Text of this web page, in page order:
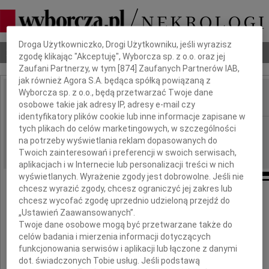
Nekrologi Odeszli Poradnik pogrzebowy
IMIĘ I NAZWISKO:
REGION: Poznań
DATA EMISJI: 04.04.2012
Panu
Marcinowi Grześkowiakowi
Dbamy o Twoją prywatność
Droga Użytkowniczko, Drogi Użytkowniku, jeśli wyrazisz
zgodę klikając "Akceptuję", Wyborcza sp. z o.o. oraz jej
Zaufani Partnerzy, w tym [874 ] Zaufanych Partnerów IAB,
jak również Agora S.A. będąca spółką powiązaną z
Wyborcza sp. z o.o., będą przetwarzać Twoje dane
osobowe takie jak adresy IP, adresy e-mail czy
identyfikatory plików cookie lub inne informacje zapisane w
tych plikach do celów marketingowych, w szczególności
na potrzeby wyświetlania reklam dopasowanych do
Twoich zainteresowań i preferencji w swoich serwisach,
aplikacjach i w Internecie lub personalizacji treści w nich
wyświetlanych. Wyrażenie zgody jest dobrowolne. Jeśli nie
chcesz wyrazić zgody, chcesz ograniczyć jej zakres lub
chcesz wycofać zgodę uprzednio udzieloną przejdź do
„Ustawień Zaawansowanych”.
Twoje dane osobowe mogą być przetwarzane także do
celów badania i mierzenia informacji dotyczących
funkcjonowania serwisów i aplikacji lub łączone z danymi
dot. świadczonych Tobie usług. Jeśli podstawą